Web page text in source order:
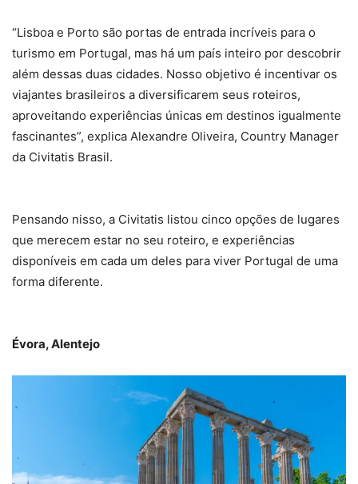
“Lisboa e Porto são portas de entrada incríveis para o
turismo em Portugal, mas há um país inteiro por descobrir
além dessas duas cidades. Nosso objetivo é incentivar os
viajantes brasileiros a diversificarem seus roteiros,
aproveitando experiências únicas em destinos igualmente
fascinantes”, explica Alexandre Oliveira, Country Manager
da Civitatis Brasil.
Pensando nisso, a Civitatis listou cinco opções de lugares
que merecem estar no seu roteiro, e experiências
disponíveis em cada um deles para viver Portugal de uma
forma diferente.
Évora, Alentejo